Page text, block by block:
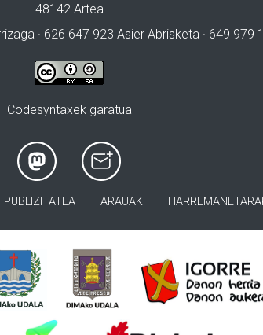
48142 Artea
· 626 647 923 Asier Abrisketa · 649 979
Codesyntaxek garatua
PUBLIZITATEA ARAUAK